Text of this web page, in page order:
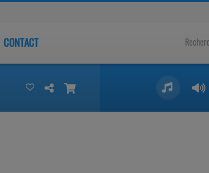
CONTACT